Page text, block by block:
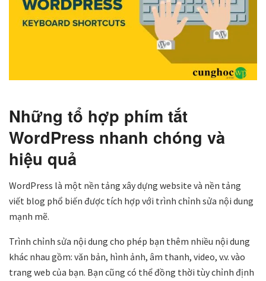
Những tổ hợp phím tắt
WordPress nhanh chóng và
hiệu quả
WordPress là một nền tảng xây dựng website và nền tảng
viết blog phổ biến được tích hợp với trình chỉnh sửa nội dung
mạnh mẽ.
Trình chỉnh sửa nội dung cho phép bạn thêm nhiều nội dung
khác nhau gồm: văn bản, hình ảnh, âm thanh, video, v.v. vào
trang web của bạn. Bạn cũng có thể đồng thời tùy chỉnh định